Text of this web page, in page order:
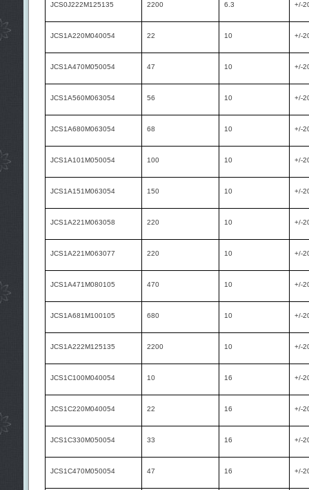
JCS0J222M125135 2200 6.3 +/-
JCS1A220M040054 22 10 +/-
JCS1A470M050054 47 10 +/-
JCS1A560M063054 56 10 +/-
JCS1A680M063054 68 10 +/-
JCS1A101M050054 100 10 +/-
JCS1A151M063054 150 10 +/-
JCS1A221M063058 220 10 +/-
JCS1A221M063077 220 10 +/-
JCS1A471M080105 470 10 +/-
JCS1A681M100105 680 10 +/-
JCS1A222M125135 2200 10 +/-
JCS1C100M040054 10 16 +/-
JCS1C220M040054 22 16 +/-
JCS1C330M050054 33 16 +/-
JCS1C470M050054 47 16 +/-